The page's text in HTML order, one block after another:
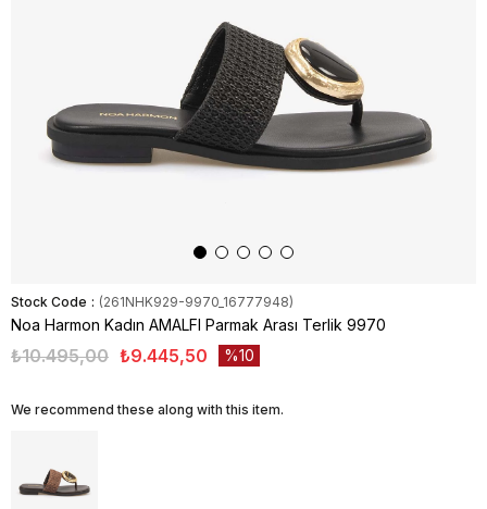
Stock Code (261NHK929-9970_16777948)
Noa Harmon Kadın AMALFI Parmak Arası Terlik 9970
₺10.495,00 ₺9.445,50 10
We recommend these along with this item.